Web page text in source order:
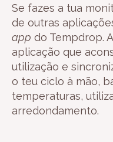
Se fazes a tua
de outras
app do Tempdrop. A
aplicação que
utilização e
o teu ciclo à mão,
temperaturas,
arredondamento.